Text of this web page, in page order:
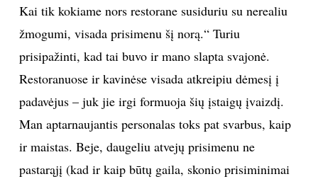
Kai tik kokiame nors restorane susiduriu su nerealiu
žmogumi, visada prisimenu šį norą.“ Turiu
prisipažinti, kad tai buvo ir mano slapta svajonė.
Restoranuose ir kavinėse visada atkreipiu dėmesį į
padavėjus – juk jie irgi formuoja šių įstaigų įvaizdį.
Man aptarnaujantis personalas toks pat svarbus, kaip
ir maistas. Beje, daugeliu atvejų prisimenu ne
pastarąjį (kad ir kaip būtų gaila, skonio prisiminimai